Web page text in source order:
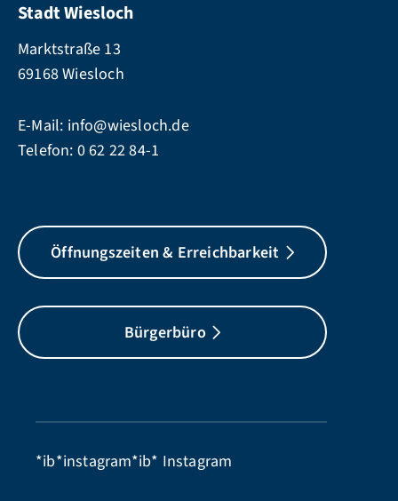
Stadt Wiesloch
Marktstraße 13
69168 Wiesloch
E-Mail: info@wiesloch.de
Telefon: 0 62 22 84-1
Öffnungszeiten & Erreichbarkeit
Bürgerbüro
*ib*instagram*ib* Instagram